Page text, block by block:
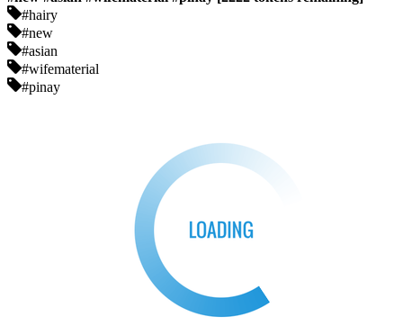
#hairy
#new
#asian
#wifematerial
#pinay